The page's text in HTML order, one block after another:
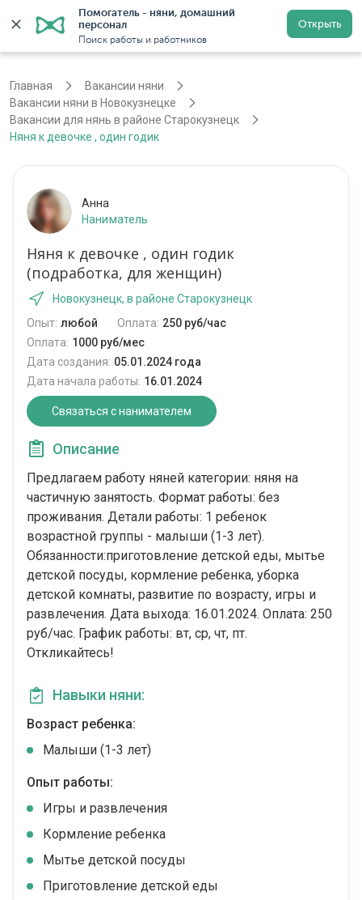
Помогатель - няни, домашний
персонал
Поиск работы и работников
Открыть
Новокузнецк Регистрация
Главная
Вакансии няни
Вакансии няни в Новокузнецке
Вакансии для нянь в районе Старокузнецк
Няня к девочке , один годик
Анна
Наниматель
Няня к девочке , один годик
(подработка, для женщин)
Новокузнецк, в районе Старокузнецк
Опыт: любой Оплата: 250 руб/час
Оплата: 1000 руб/мес
Дата создания: 05.01.2024 года
Дата начала работы: 16.01.2024
Связаться с нанимателем
Описание
Предлагаем работу няней категории: няня на
частичную занятость. Формат работы: без
проживания. Детали работы: 1 ребенок
возрастной группы - малыши (1-3 лет).
Обязанности:приготовление детской еды, мытье
детской посуды, кормление ребенка, уборка
детской комнаты, развитие по возрасту, игры и
развлечения. Дата выхода: 16.01.2024. Оплата: 250
руб/час. График работы: вт, ср, чт, пт.
Откликайтесь!
Навыки няни:
Возраст ребенка:
Малыши (1-3 лет)
Опыт работы:
Игры и развлечения
Кормление ребенка
Мытье детской посуды
Приготовление детской еды